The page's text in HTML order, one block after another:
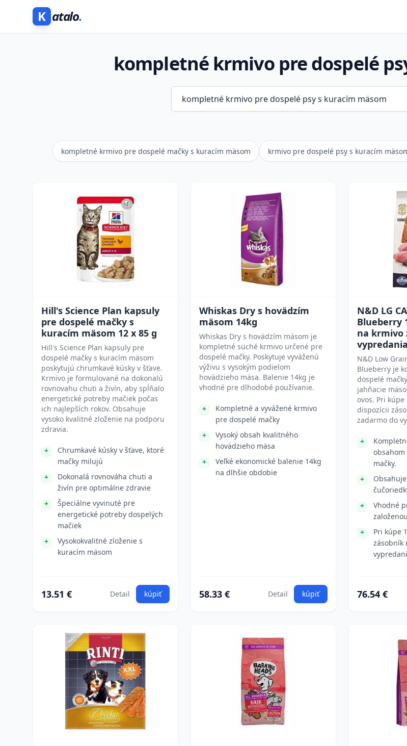
K atalo.
kompletné krmivo pre dospelé
kompletné krmivo pre dospelé mačky s kuracím mäsom krmivo pre dospelé psy s kuracím
Hill's Science Plan kapsuly
pre dospelé mačky s
kuracím mäsom 12 x 85 g
Hill's Science Plan kapsuly pre
dospelé mačky s kuracím mäsom
poskytujú chrumkavé kúsky v šťave.
Krmivo je formulované na dokonalú
rovnovahu chuti a živín, aby spĺňalo
energetické potreby mačiek počas
ich najlepších rokov. Obsahuje
vysoko kvalitné zloženie na podporu
zdravia.
Chrumkavé kúsky v šťave, ktoré
mačky milujú
Dokonalá rovnováha chuti a
živín pre optimálne zdravie
Špeciálne vyvinuté pre
energetické potreby dospelých
mačiek
Vysokokvalitné zloženie s
kuracím mäsom
13.51 € Detail kúpiť
Whiskas Dry s hovädzím
mäsom 14kg
Whiskas Dry s hovädzím mäsom je
kompletné suché krmivo určené pre
dospelé mačky. Poskytuje vyváženú
výživu s vysokým podielom
hovädzieho mäsa. Balenie 14kg je
vhodné pre dlhodobé používanie.
Kompletné a vyvážené krmivo
pre dospelé mačky
Vysoký obsah kvalitného
hovädzieho mäsa
Veľké ekonomické balenie 14kg
na dlhšie obdobie
58.33 € Detail kúpiť
N&D LG
Blueberry
na krmivo
N&D Low
Blueberry je
dospelé
jahňacie
ovos. Pri
dispozícii
zadarmo do
mačky.
Vhodné
Pri kúpe
zásobník
76.54 €